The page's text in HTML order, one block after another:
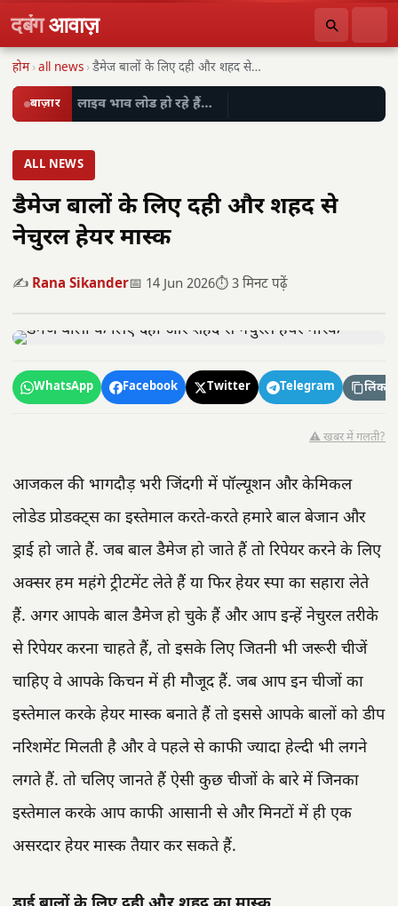
दबंगआवाज़
होम ›all news ›डैमेज बालों के लिए दही और शहद से…
बाज़ार लाइव भाव लोड हो रहे हैं…
ALL NEWS
डैमेज बालों के लिए दही और शहद से
नेचुरल हेयर मास्क
✍️ Rana Sikander📅 14 Jun 2026⏱️ 3 मिनट पढ़ें
WhatsApp Facebook Twitter Telegram लिंक
⚠️ खबर में गलती?
आजकल की भागदौड़ भरी जिंदगी में पॉल्यूशन और केमिकल
लोडेड प्रोडक्ट्स का इस्तेमाल करते-करते हमारे बाल बेजान और
ड्राई हो जाते हैं. जब बाल डैमेज हो जाते हैं तो रिपेयर करने के लिए
अक्सर हम महंगे ट्रीटमेंट लेते हैं या फिर हेयर स्पा का सहारा लेते
हैं. अगर आपके बाल डैमेज हो चुके हैं और आप इन्हें नेचुरल तरीके
से रिपेयर करना चाहते हैं, तो इसके लिए जितनी भी जरूरी चीजें
चाहिए वे आपके किचन में ही मौजूद हैं. जब आप इन चीजों का
इस्तेमाल करके हेयर मास्क बनाते हैं तो इससे आपके बालों को डीप
नरिशमेंट मिलती है और वे पहले से काफी ज्यादा हेल्दी भी लगने
लगते हैं. तो चलिए जानते हैं ऐसी कुछ चीजों के बारे में जिनका
इस्तेमाल करके आप काफी आसानी से और मिनटों में ही एक
असरदार हेयर मास्क तैयार कर सकते हैं.